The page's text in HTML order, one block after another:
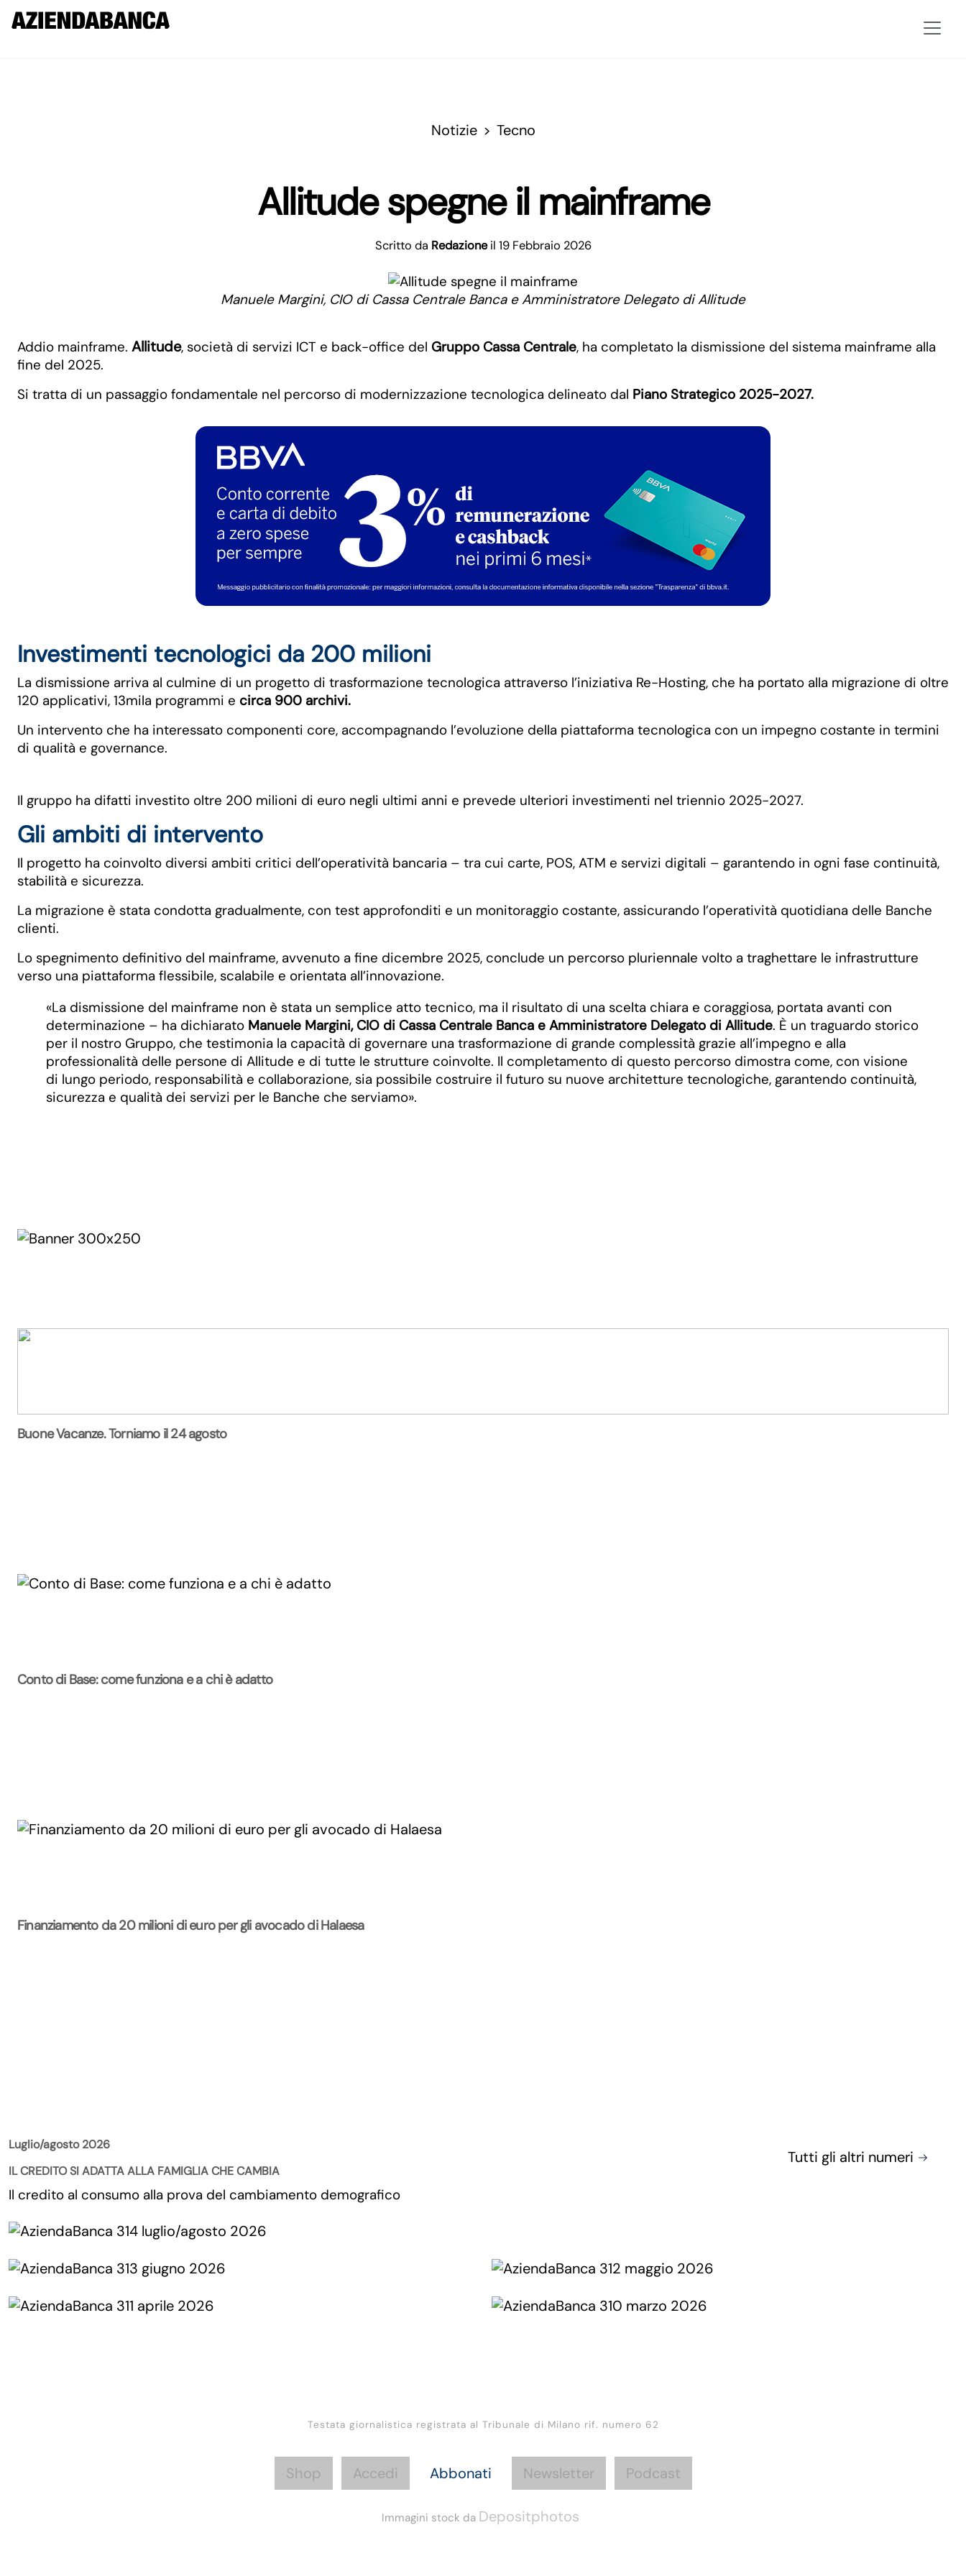
Notizie Tecno
Allitude spegne il mainframe
Scritto da Redazione il 19 Febbraio 2026
Manuele Margini, CIO di Cassa Centrale Banca e Amministratore Delegato di Allitude
Addio mainframe. Allitude, società di servizi ICT e back-office del Gruppo Cassa Centrale, ha completato la dismissione del sistema mainframe alla
fine del 2025.
Si tratta di un passaggio fondamentale nel percorso di modernizzazione tecnologica delineato dal Piano Strategico 2025-2027.
Investimenti tecnologici da 200 milioni
La dismissione arriva al culmine di un progetto di trasformazione tecnologica attraverso l’iniziativa Re-Hosting, che ha portato alla migrazione di oltre
120 applicativi, 13mila programmi e circa 900 archivi.
Un intervento che ha interessato componenti core, accompagnando l’evoluzione della piattaforma tecnologica con un impegno costante in termini
di qualità e governance.
Il gruppo ha difatti investito oltre 200 milioni di euro negli ultimi anni e prevede ulteriori investimenti nel triennio 2025-2027.
Gli ambiti di intervento
Il progetto ha coinvolto diversi ambiti critici dell’operatività bancaria – tra cui carte, POS, ATM e servizi digitali – garantendo in ogni fase continuità,
stabilità e sicurezza.
La migrazione è stata condotta gradualmente, con test approfonditi e un monitoraggio costante, assicurando l’operatività quotidiana delle Banche
clienti.
Lo spegnimento definitivo del mainframe, avvenuto a fine dicembre 2025, conclude un percorso pluriennale volto a traghettare le infrastrutture
verso una piattaforma flessibile, scalabile e orientata all’innovazione.
«La dismissione del mainframe non è stata un semplice atto tecnico, ma il risultato di una scelta chiara e coraggiosa, portata avanti con
determinazione – ha dichiarato Manuele Margini, CIO di Cassa Centrale Banca e Amministratore Delegato di Allitude. È un traguardo storico
per il nostro Gruppo, che testimonia la capacità di governare una trasformazione di grande complessità grazie all’impegno e alla
professionalità delle persone di Allitude e di tutte le strutture coinvolte. Il completamento di questo percorso dimostra come, con visione
di lungo periodo, responsabilità e collaborazione, sia possibile costruire il futuro su nuove architetture tecnologiche, garantendo continuità,
sicurezza e qualità dei servizi per le Banche che serviamo».
Buone Vacanze. Torniamo il 24 agosto
Conto di Base: come funziona e a chi è adatto
Finanziamento da 20 milioni di euro per gli avocado di Halaesa
Luglio/agosto 2026
IL CREDITO SI ADATTA ALLA FAMIGLIA CHE CAMBIA
Il credito al consumo alla prova del cambiamento demografico
Tutti gli altri numeri
Testata giornalistica registrata al Tribunale di Milano rif. numero 62
Shop Accedi Abbonati Newsletter Podcast
Immagini stock da Depositphotos